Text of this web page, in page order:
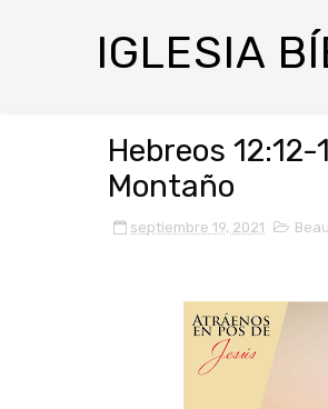
IGLESIA
Hebreos
Montaño
septiembre 19, 2021